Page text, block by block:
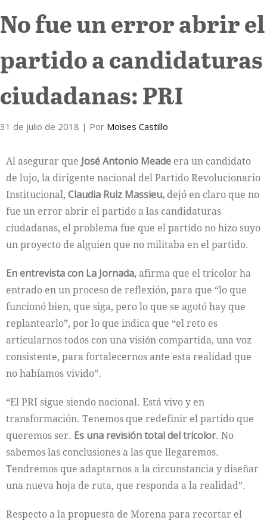
Internacional
Cultura
No fue un error abrir el
partido a candidaturas
ciudadanas: PRI
31 de julio de 2018 | Por Moises Castillo
Al asegurar que José Antonio Meade era un candidato
de lujo, la dirigente nacional del Partido Revolucionario
Institucional, Claudia Ruiz Massieu, dejó en claro que no
fue un error abrir el partido a las candidaturas
ciudadanas, el problema fue que el partido no hizo suyo
un proyecto de alguien que no militaba en el partido.
En entrevista con La Jornada, afirma que el tricolor ha
entrado en un proceso de reflexión, para que “lo que
funcionó bien, que siga, pero lo que se agotó hay que
replantearlo”, por lo que indica que “el reto es
articularnos todos con una visión compartida, una voz
consistente, para fortalecernos ante esta realidad que
no habíamos vivido”.
“El PRI sigue siendo nacional. Está vivo y en
transformación. Tenemos que redefinir el partido que
queremos ser. Es una revisión total del tricolor. No
sabemos las conclusiones a las que llegaremos.
Tendremos que adaptarnos a la circunstancia y diseñar
una nueva hoja de ruta, que responda a la realidad”.
Respecto a la propuesta de Morena para recortar el